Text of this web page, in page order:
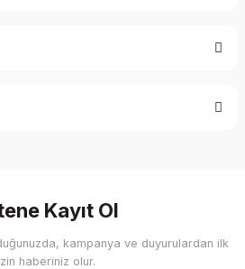
teşekkür ederiz.
veya görüntülenemiyor.
Kayıt Ol
kampanya ve duyurulardan ilk
haberiniz olur.